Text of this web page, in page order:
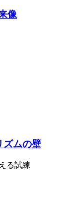
像
ズムの壁
る試練